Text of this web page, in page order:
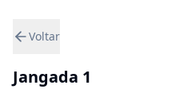
Voltar
Jangada 1